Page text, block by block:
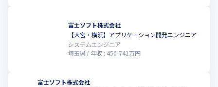
富士ソフト株式会社
【大宮・横浜】アプリケーション開発エンジニア
システムエンジニア
埼玉県
年収 : 450-741 万円
富士ソフト株式会社